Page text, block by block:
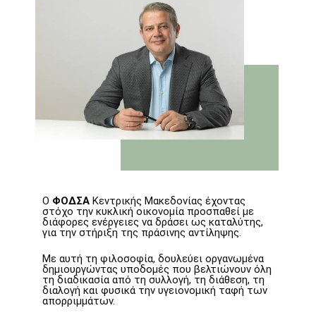
Ο ΦΟΔΣΑ Κεντρικής Μακεδονίας έχοντας
στόχο την κυκλική οικονομία προσπαθεί με
διάφορες ενέργειες να δράσει ως καταλύτης,
για την στήριξη της πράσινης αντίληψης.
Με αυτή τη φιλοσοφία, δουλεύει οργανωμένα
δημιουργώντας υποδομές που βελτιώνουν όλη
τη διαδικασία από τη συλλογή, τη διάθεση, τη
διαλογή και φυσικά την υγειονομική ταφή των
απορριμμάτων.